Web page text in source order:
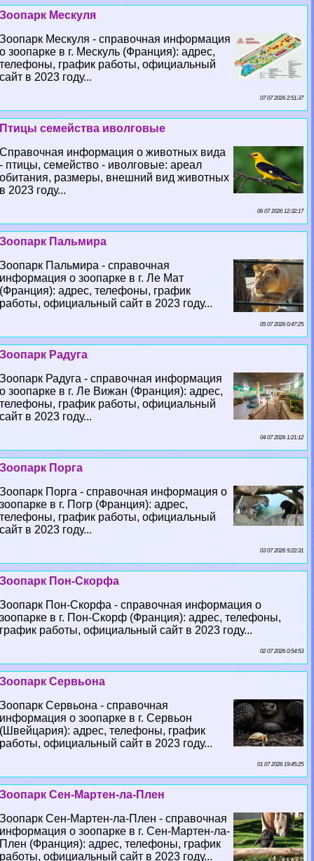
Зоопарк Мескуля
Зоопарк Мескуля - справочная информация
о зоопарке в г. Мескуль (Франция): адрес,
телефоны, график работы, официальный
сайт в 2023 году...
07 07 2026 2:51:37
Птицы семейства иволговые
Справочная информация о животных вида
- птицы, семейство - иволговые: ареал
обитания, размеры, внешний вид животных
в 2023 году...
06 07 2026 12:32:17
Зоопарк Пальмира
Зоопарк Пальмира - справочная
информация о зоопарке в г. Ле Мат
(Франция): адрес, телефоны, график
работы, официальный сайт в 2023 году...
05 07 2026 0:47:25
Зоопарк Радуга
Зоопарк Радуга - справочная информация
о зоопарке в г. Ле Вижан (Франция): адрес,
телефоны, график работы, официальный
сайт в 2023 году...
04 07 2026 1:21:12
Зоопарк Порга
Зоопарк Порга - справочная информация о
зоопарке в г. Погр (Франция): адрес,
телефоны, график работы, официальный
сайт в 2023 году...
03 07 2026 9:22:31
Зоопарк Пон-Скорфа
Зоопарк Пон-Скорфа - справочная информация о
зоопарке в г. Пон-Скорф (Франция): адрес, телефоны,
график работы, официальный сайт в 2023 году...
02 07 2026 0:54:53
Зоопарк Сервьона
Зоопарк Сервьона - справочная
информация о зоопарке в г. Сервьон
(Швейцария): адрес, телефоны, график
работы, официальный сайт в 2023 году...
01 07 2026 19:45:25
Зоопарк Сен-Мартен-ла-Плен
Зоопарк Сен-Мартен-ла-Плен - справочная
информация о зоопарке в г. Сен-Мартен-ла-
Плен (Франция): адрес, телефоны, график
работы, официальный сайт в 2023 году...